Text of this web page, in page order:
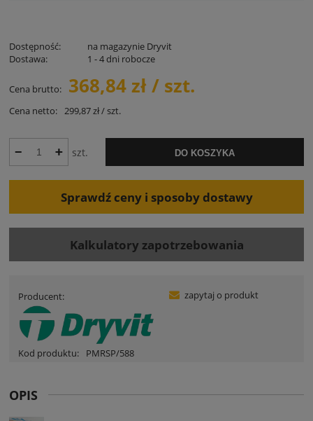
Dostępność:
na magazynie Dryvit
Dostawa:
1 - 4 dni robocze
Cena brutto: 368,84 zł / szt.
Cena netto: 299,87 zł / szt.
szt. DO KOSZYKA
Sprawdź ceny i sposoby dostawy
Kalkulatory zapotrzebowania
Producent:
Kod produktu: PMRSP/588
zapytaj o produkt
OPIS